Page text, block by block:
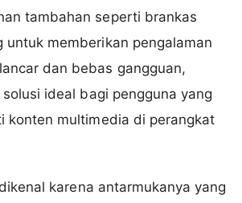
tambahan seperti brankas
untuk memberikan pengalaman
dan bebas gangguan,
ideal bagi pengguna yang
konten multimedia di perangkat
karena antarmukanya yang